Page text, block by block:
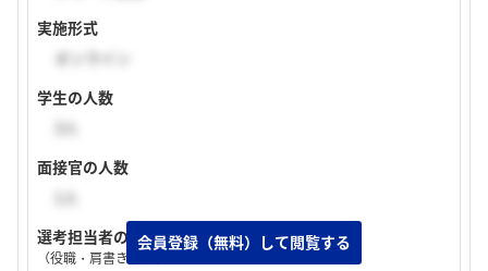
実施形式
オンライン
学生の人数
面接官の人数
選考担当者の特徴
（役職・肩書き・入社年次など）